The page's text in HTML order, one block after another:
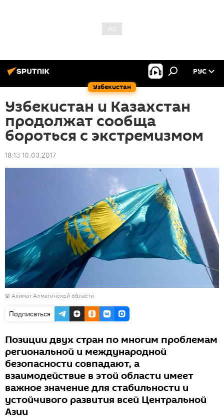
Узбекистан
РУС
Узбекистан и Казахстан
продолжат сообща
бороться с экстремизмом
18:13 10.03.2017
© Акимат Алматинской области
Подписаться
Позиции двух стран по многим проблемам
региональной и международной
безопасности совпадают, а
взаимодействие в этой области имеет
важное значение для стабильности и
устойчивого развития всей Центральной
Азии